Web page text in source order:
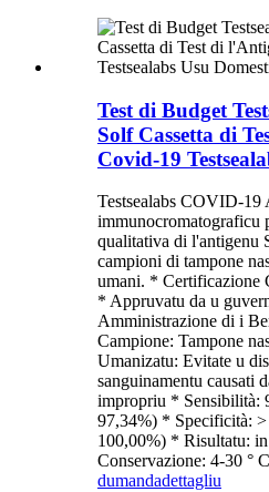
Test di Budget
Solf Cassetta di
Covid-19
Testsealabs COVID-19
immunocromatograficu
qualitativa di l'antigenu
campioni di tampone
umani. * Certificazione
* Appruvatu da u
Amministrazione di i
Campione: Tampone
Umanizatu: Evitate u
sanguinamentu causati
impropriu * Sensibilità:
97,34%) * Specificità:
100,00%) * Risultatu:
Conservazione: 4-30 °
dumandadettagliu